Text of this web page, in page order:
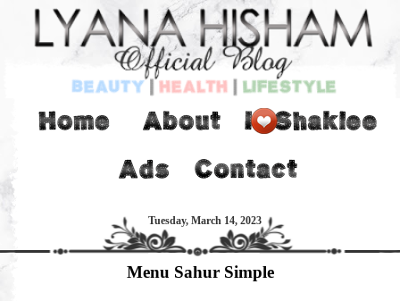
Tuesday, March 14, 2023
Menu Sahur Simple